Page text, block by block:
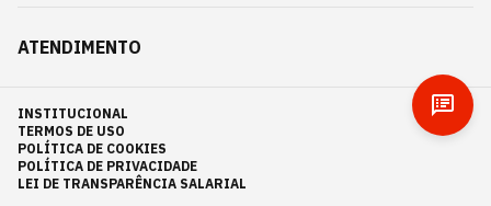
ATENDIMENTO
INSTITUCIONAL
TERMOS DE USO
POLÍTICA DE COOKIES
POLÍTICA DE PRIVACIDADE
LEI DE TRANSPARÊNCIA SALARIAL